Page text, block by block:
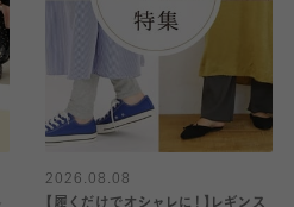
2026.08.08